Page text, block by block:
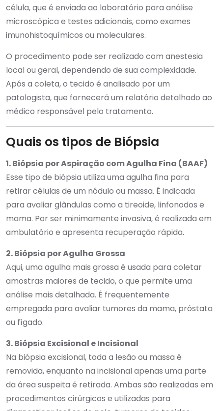
célula, que é enviada ao laboratório para análise
microscópica e testes adicionais, como exames
imunohistoquímicos ou moleculares.
O procedimento pode ser realizado com anestesia
local ou geral, dependendo de sua complexidade.
Após a coleta, o tecido é analisado por um
patologista, que fornecerá um relatório detalhado ao
médico responsável pelo tratamento.
Quais os tipos de Biópsia
1. Biópsia por Aspiração com Agulha Fina (BAAF)
Esse tipo de biópsia utiliza uma agulha fina para
retirar células de um nódulo ou massa. É indicada
para avaliar glândulas como a tireoide, linfonodos e
mama. Por ser minimamente invasiva, é realizada em
ambulatório e apresenta recuperação rápida.
2. Biópsia por Agulha Grossa
Aqui, uma agulha mais grossa é usada para coletar
amostras maiores de tecido, o que permite uma
análise mais detalhada. É frequentemente
empregada para avaliar tumores da mama, próstata
ou fígado.
3. Biópsia Excisional e Incisional
Na biópsia excisional, toda a lesão ou massa é
removida, enquanto na incisional apenas uma parte
da área suspeita é retirada. Ambas são realizadas em
procedimentos cirúrgicos e utilizadas para